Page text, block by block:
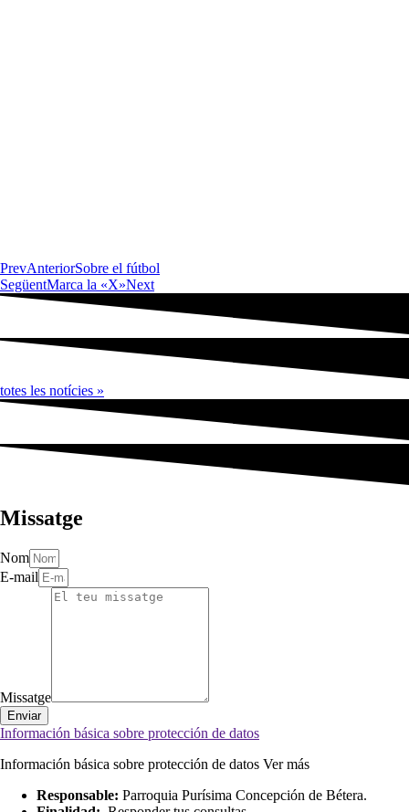
PrevAnteriorSobre el fútbol
SegüentMarca la «X»Next
totes les notícies »
Missatge
Nom
E-mail
Missatge
Enviar
Información básica sobre protección de datos
Información básica sobre protección de datos Ver más
Responsable: Parroquia Purísima Concepción de Bétera.